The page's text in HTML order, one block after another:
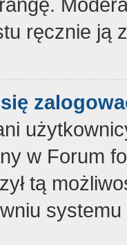
ręcznie ją
w Forum
tą